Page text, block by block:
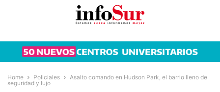
Home Policiales
Asalto comando en Hudson Park, el barrio lleno de
seguridad y lujo